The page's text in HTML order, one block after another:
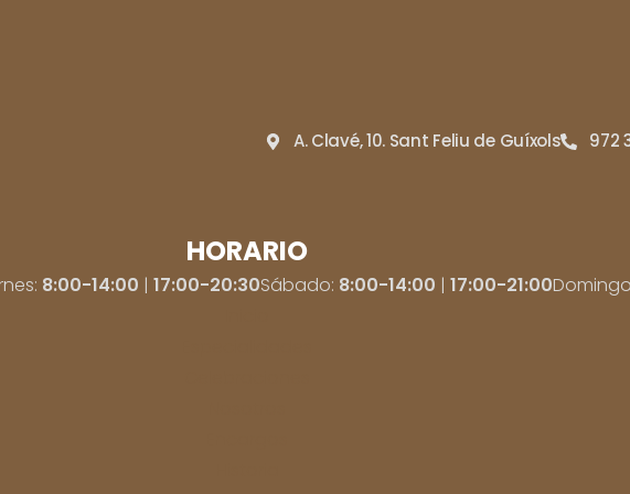
A. Clavé, 10. Sant Feliu de Guíxols 972
HORARIO
8:00-14:00 | 17:00-20:30Sábado: 8:00-14:00 | 17:00-21:00